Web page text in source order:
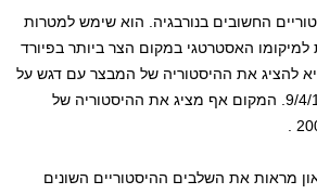
החשובים בנורבגיה. הוא שימש למטרות
מאז 1640 הודות למיקומו האסטרטגי במקום הצר ביותר בפיורד
להציג את ההיסטוריה של המבצר עם דגש על
שהתרחש במקום ב-9/4/1940. המקום אף מציג את ההיסטוריה של
מראות את השלבים ההיסטוריים השונים